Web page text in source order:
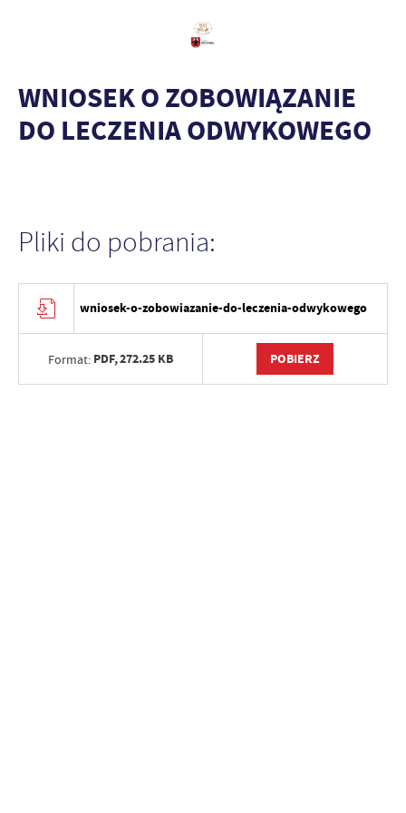
WNIOSEK O ZOBOWIĄZANIE
DO LECZENIA ODWYKOWEGO
Pliki do pobrania:
wniosek-o-zobowiazanie-do-leczenia-odwykowego
Format: PDF,272.25 KB POBIERZ